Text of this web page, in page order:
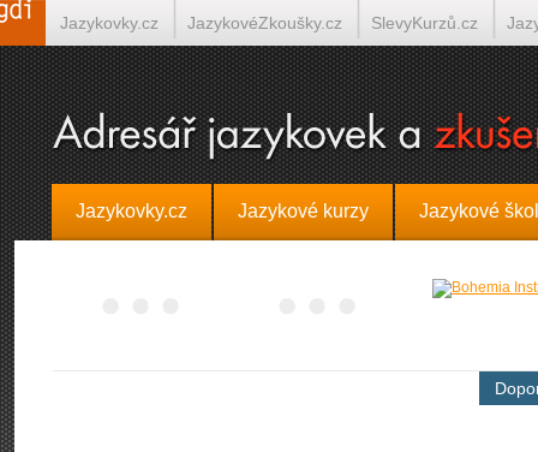
Jazykovky.cz Jazykové kurzy Jazykové
Jazykovky.cz JazykovéZkoušky.cz SlevyKurzů.cz
Španělština on-line Italština on-line Tlumočení-